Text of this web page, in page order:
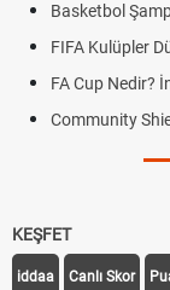
Basketbol
FIFA Kulüpler
FA Cup Nedir?
Community
KEŞFET
iddaa Canlı Skor